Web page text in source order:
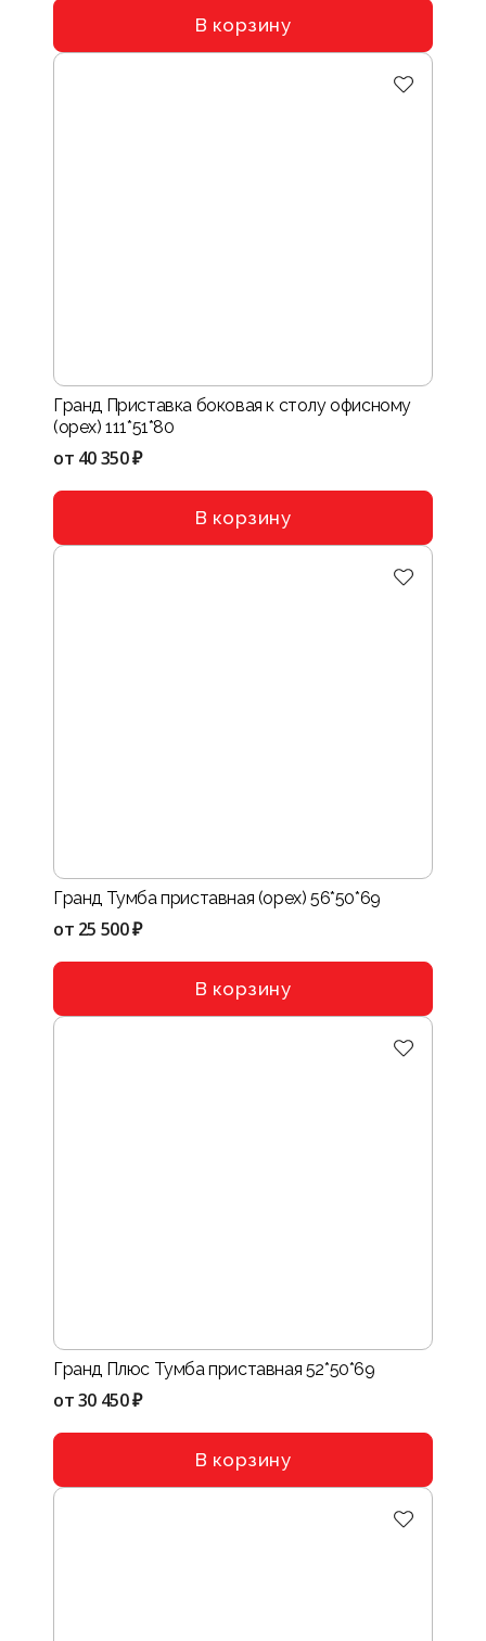
В корзину
Гранд Приставка боковая к столу офисному
(орех) 111*51*80
от 40 350 ₽
В корзину
Гранд Тумба приставная (орех) 56*50*69
от 25 500 ₽
В корзину
Гранд Плюс Тумба приставная 52*50*69
от30 450 ₽
В корзину